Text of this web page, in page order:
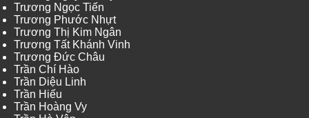
Trương Ngọc Tiến
Trương Phước Nhựt
Trương Thị Kim Ngân
Trương Tất Khánh Vinh
Trương Đức Châu
Trần Chí Hào
Trần Diệu Linh
Trần Hiếu
Trần Hoàng Vy